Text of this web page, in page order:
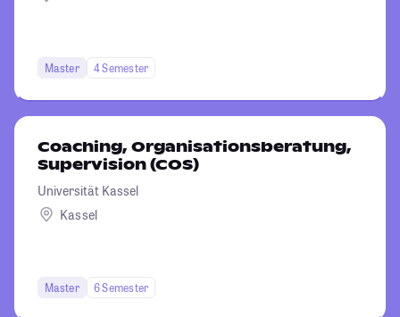
Master 4 Semester
Coaching, Organisationsberatung,
Supervision (COS)
Universität Kassel
Kassel
Master 6 Semester